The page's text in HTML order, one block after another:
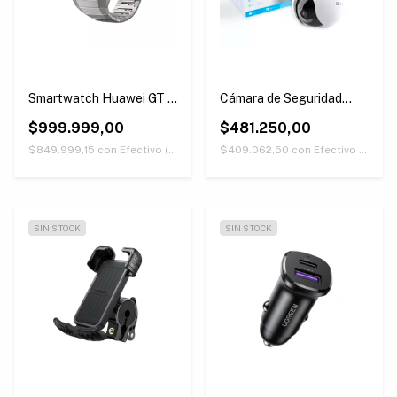
Smartwatch Huawei GT 5
$999.999,00
$849.999,15 con Efectivo (Únicamente retirando en nuestras sucursales)
Cámara de Seguridad
$481.250,00
$409.062,50 con Efectivo (Únicamente retirando en nuestras sucursales)
SIN STOCK SIN STOCK